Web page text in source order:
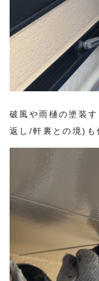
破風や雨樋の塗装
返し/軒裏との境)も